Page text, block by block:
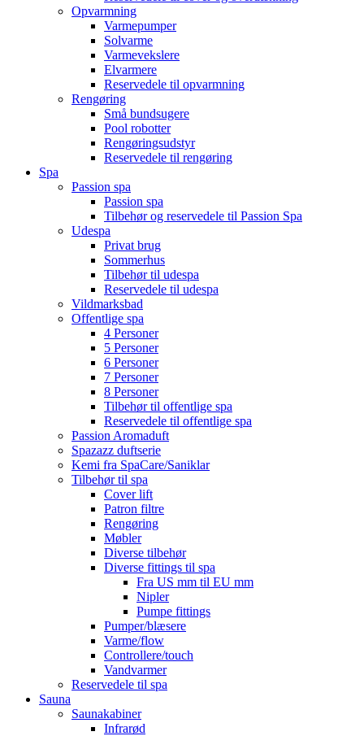
Opvarmning
Varmepumper
Solvarme
Varmevekslere
Elvarmere
Reservedele til opvarmning
Rengøring
Små bundsugere
Pool robotter
Rengøringsudstyr
Reservedele til rengøring
Spa
Passion spa
Passion spa
Tilbehør og reservedele til Passion Spa
Udespa
Privat brug
Sommerhus
Tilbehør til udespa
Reservedele til udespa
Vildmarksbad
Offentlige spa
4 Personer
5 Personer
6 Personer
7 Personer
8 Personer
Tilbehør til offentlige spa
Reservedele til offentlige spa
Passion Aromaduft
Spazazz duftserie
Kemi fra SpaCare/Saniklar
Tilbehør til spa
Cover lift
Patron filtre
Rengøring
Møbler
Diverse tilbehør
Diverse fittings til spa
Fra US mm til EU mm
Nipler
Pumpe fittings
Pumper/blæsere
Varme/flow
Controllere/touch
Vandvarmer
Reservedele til spa
Sauna
Saunakabiner
Infrarød